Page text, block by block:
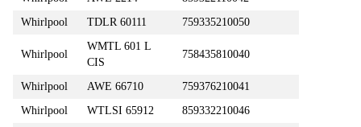
Whirlpool
TDLR 60111 759335210050
Whirlpool
WMTL 601 L
CIS
758435810040
Whirlpool AWE 66710
759376210041
Whirlpool
WTLSI 65912 859332210046